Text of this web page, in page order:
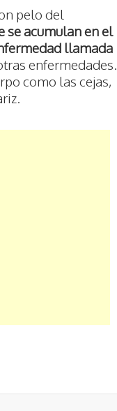
pelo del
se acumulan en el
llamada
enfermedades.
como las cejas,